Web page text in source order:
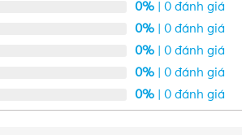
0% | 0 đánh giá
0% | 0 đánh giá
0% | 0 đánh giá
0% | 0 đánh giá
0% | 0 đánh giá